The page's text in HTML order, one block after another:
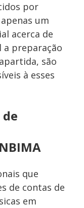
por
um
acerca de
a preparação
são
à esses
que
de contas de
em